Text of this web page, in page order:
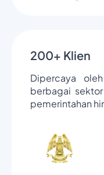
200+ Klien
Dipercaya
berbagai
pemerintahan